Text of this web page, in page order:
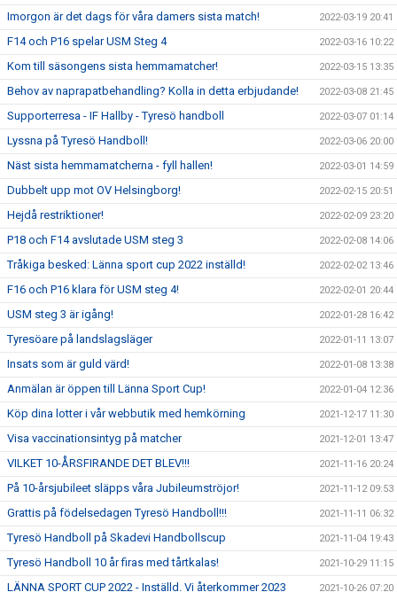
Imorgon är det dags för våra damers sista match! 2022-03-19 20:41
F14 och P16 spelar USM Steg 4 2022-03-16 10:22
Kom till säsongens sista hemmamatcher! 2022-03-15 13:35
Behov av naprapatbehandling? Kolla in detta erbjudande! 2022-03-08 21:45
Supporterresa - IF Hallby - Tyresö handboll 2022-03-07 01:14
Lyssna på Tyresö Handboll! 2022-03-06 20:00
Näst sista hemmamatcherna - fyll hallen! 2022-03-01 14:59
Dubbelt upp mot OV Helsingborg! 2022-02-15 20:51
Hejdå restriktioner! 2022-02-09 23:20
P18 och F14 avslutade USM steg 3 2022-02-08 14:06
Tråkiga besked: Länna sport cup 2022 inställd! 2022-02-02 13:46
F16 och P16 klara för USM steg 4! 2022-02-01 20:44
USM steg 3 är igång! 2022-01-28 16:42
Tyresöare på landslagsläger 2022-01-11 13:07
Insats som är guld värd! 2022-01-08 13:38
Anmälan är öppen till Länna Sport Cup! 2022-01-04 12:36
Köp dina lotter i vår webbutik med hemkörning 2021-12-17 11:30
Visa vaccinationsintyg på matcher 2021-12-01 13:47
VILKET 10-ÅRSFIRANDE DET BLEV!!! 2021-11-16 20:24
På 10-årsjubileet släpps våra Jubileumströjor! 2021-11-12 09:53
Grattis på födelsedagen Tyresö Handboll!!! 2021-11-11 06:32
Tyresö Handboll på Skadevi Handbollscup 2021-11-04 19:43
Tyresö Handboll 10 år firas med tårtkalas! 2021-10-29 11:15
LÄNNA SPORT CUP 2022 - Inställd. Vi återkommer 2023 2021-10-26 07:20